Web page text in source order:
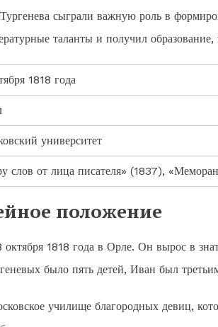
сыграли важную роль в
таланты и получил
1818 года
университет
слов от лица писателя» (1837),
положение
1818 года в Орле. Он вырос в
было пять детей, Иван был
училище благородных девиц,